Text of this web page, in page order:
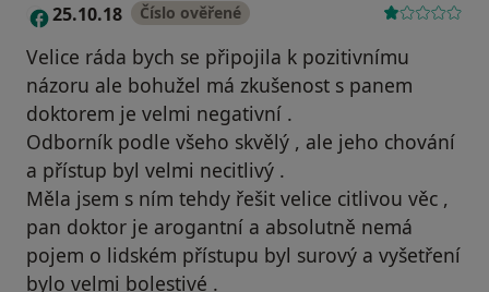
2 25.10.18 Číslo ověřené
Velice ráda bych se připojila k pozitivnímu
názoru ale bohužel má zkušenost s panem
doktorem je velmi negativní .
Odborník podle všeho skvělý , ale jeho chování
a přístup byl velmi necitlivý .
Měla jsem s ním tehdy řešit velice citlivou věc ,
pan doktor je arogantní a absolutně nemá
pojem o lidském přístupu byl surový a vyšetření
bylo velmi bolestivé .